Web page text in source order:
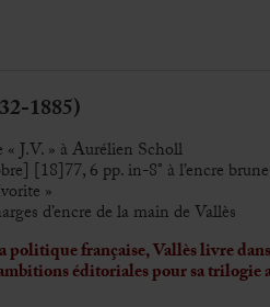
1885)
J.V. » à Aurélien Scholl
[18]77, 6 pp. in-8° à l’encre brune
»
d’encre de la main de Vallès
politique française, Vallès livre
éditoriales pour sa